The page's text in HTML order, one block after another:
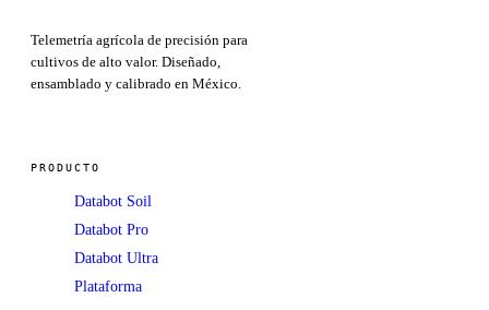
Telemetría agrícola de precisión para
cultivos de alto valor. Diseñado,
ensamblado y calibrado en México.
PRODUCTO
Databot Soil
Databot Pro
Databot Ultra
Plataforma